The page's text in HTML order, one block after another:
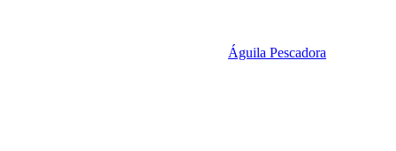
Águila Pescadora